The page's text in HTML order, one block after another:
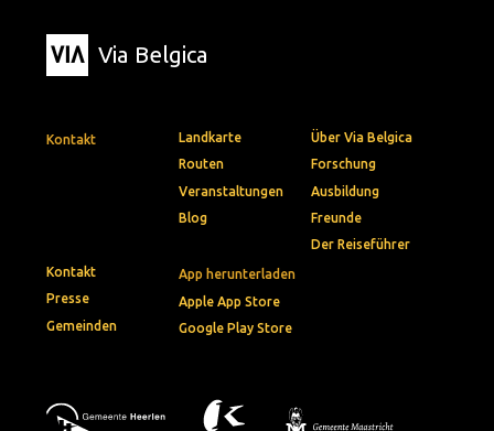
Via Belgica
Kontakt
App herunterladen
Apple App Store
Google Play Store
Landkarte
Routen
Veranstaltungen
Blog
Über Via Belgica
Forschung
Ausbildung
Freunde
Der Reiseführer
Kontakt
Presse
Gemeinden